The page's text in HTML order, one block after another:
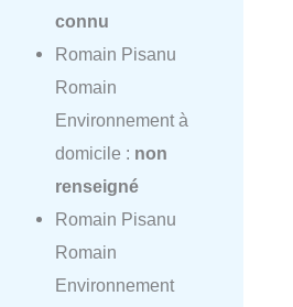
connu
Romain Pisanu
Romain
Environnement à
domicile : non
renseigné
Romain Pisanu
Romain
Environnement